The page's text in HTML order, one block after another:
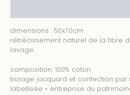
dimensions : 50x70cm
rétrécissement naturel de la fibre
lavage.
composition: 100% coton
tissage jacquard et confection par
labellisée « entreprise du